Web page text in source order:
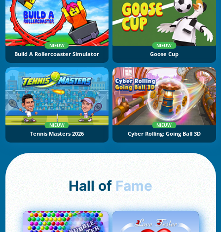
NIEUW
Build A Rollercoaster Simulator
NIEUW
Goose Cup
NIEUW
Tennis Masters 2026
NIEUW
Cyber Rolling: Going Ball 3D
Hall of Fame